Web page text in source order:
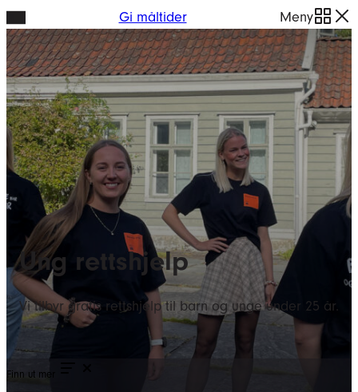
Hopp
til
innhold
Gi måltider Meny
Ung rettshjelp
Vi tilbyr gratis rettshjelp til barn og unge under 25 år.
Finn ut mer